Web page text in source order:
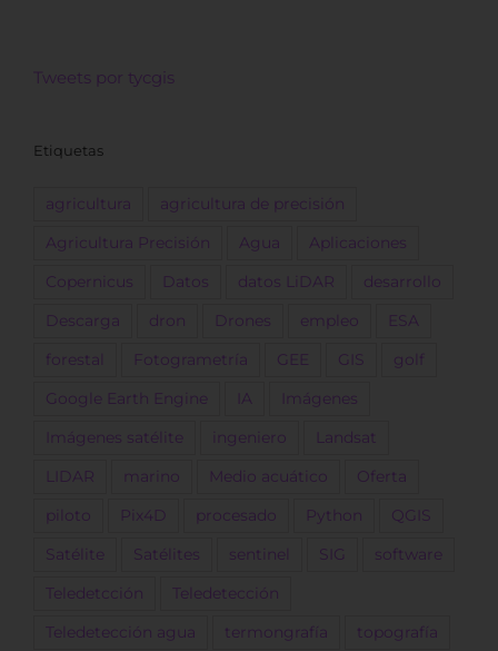
Tweets por tycgis
Etiquetas
agricultura agricultura de precisión
Agricultura Precisión Agua Aplicaciones
Copernicus Datos datos LiDAR desarrollo
Descarga dron Drones empleo ESA
forestal Fotogrametría GEE GIS golf
Google Earth Engine IA Imágenes
Imágenes satélite ingeniero Landsat
LIDAR marino Medio acuático Oferta
piloto Pix4D procesado Python QGIS
Satélite Satélites sentinel SIG software
Teledetcción Teledetección
Teledetección agua termongrafía topografía